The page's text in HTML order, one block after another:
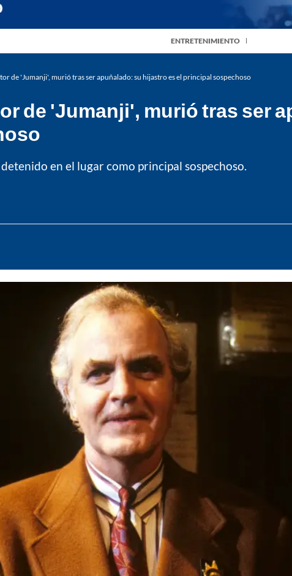
ENTRETENIMIENTO
de 'Jumanji', murió tras ser apuñalado: su hijastro es el principal sospechoso
de 'Jumanji', murió tras ser
en el lugar como principal sospechoso.